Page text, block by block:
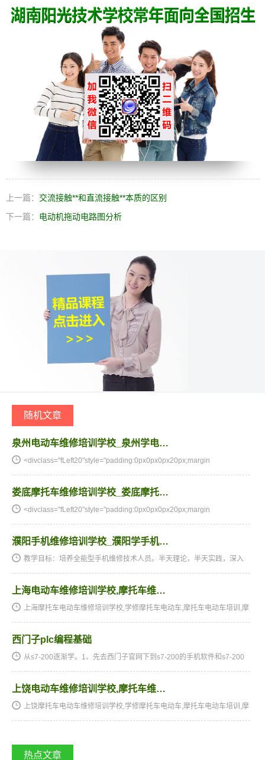
上一篇： 交流接触**和直流接触**本质的区别
下一篇： 电动机拖动电路图分析
随机文章
泉州电动车维修培训学校_泉州学电…
<divclass="fLeft20"style="padding:0px0px0px20px;margin
娄底摩托车维修培训学校_娄底摩托…
<divclass="fLeft20"style="padding:0px0px0px20px;margin
濮阳手机维修培训学校_濮阳学手机…
教学目标：培养全能型手机维修技术人员。半天理论，半天实践，深入
上海电动车维修培训学校,摩托车维…
上海摩托车电动车维修培训学校,学修摩托车电动车,摩托车电动车培训,摩
西门子plc编程基础
从s7-200逐渐学。1、先去西门子官网下到s7-200的手机软件和s7-200
上饶电动车维修培训学校,摩托车维…
上饶摩托车电动车维修培训学校,学修摩托车电动车,摩托车电动车培训,摩
热点文章